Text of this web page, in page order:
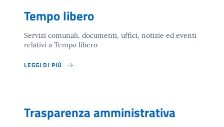
Tempo libero
Servizi comunali, documenti, uffici, notizie ed eventi
relativi a Tempo libero
LEGGI DI PIÙ
Trasparenza amministrativa